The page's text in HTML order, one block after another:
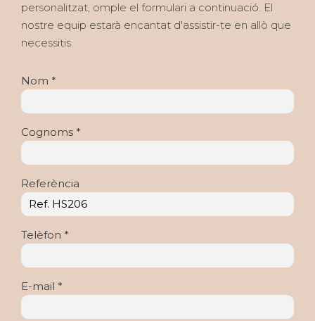
personalitzat, omple el formulari a continuació. El
nostre equip estarà encantat d'assistir-te en allò que
necessitis.
Nom *
Cognoms *
Referència
Telèfon *
E-mail *